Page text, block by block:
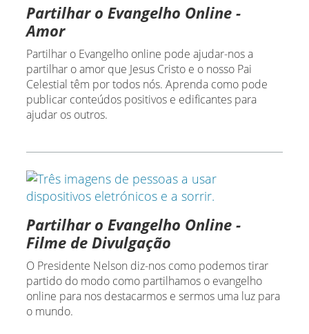
Partilhar o Evangelho Online -
Amor
Partilhar o Evangelho online pode ajudar-nos a
partilhar o amor que Jesus Cristo e o nosso Pai
Celestial têm por todos nós. Aprenda como pode
publicar conteúdos positivos e edificantes para
ajudar os outros.
Partilhar o Evangelho Online -
Filme de Divulgação
O Presidente Nelson diz-nos como podemos tirar
partido do modo como partilhamos o evangelho
online para nos destacarmos e sermos uma luz para
o mundo.